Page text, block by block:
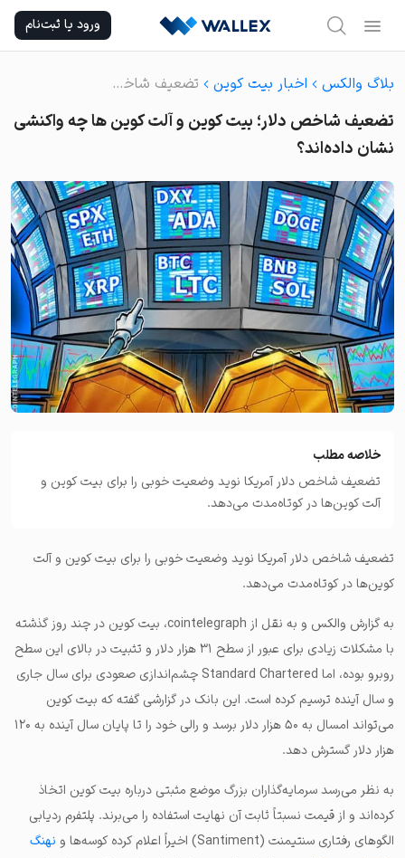
content
ورود یا ثبت‌نام
بلاگ والکس اخبار بیت کوین تضعیف شاخص دلار؛ بیت کوین و آلت کوین ها چه واکنشی نشان داده‌اند؟
تضعیف شاخص دلار؛ بیت کوین و آلت کوین ها چه واکنشی
نشان داده‌اند؟
خلاصه مطلب
تضعیف شاخص دلار آمریکا نوید وضعیت خوبی را برای بیت کوین و
آلت کوین‌ها در کوتاه‌مدت می‌دهد.
تضعیف شاخص دلار آمریکا نوید وضعیت خوبی را برای بیت کوین و آلت
کوین‌ها در کوتاه‌مدت می‌دهد.
به گزارش والکس و به نقل از cointelegraph، بیت کوین در چند روز گذشته
با مشکلات زیادی برای عبور از سطح ۳۱ هزار دلار و تثبیت در بالای این سطح
روبرو بوده، اما Standard Chartered چشم‌اندازی صعودی برای سال جاری
و سال آینده ترسیم کرده است. این بانک در گزارشی گفته که بیت کوین
می‌تواند امسال به ۵۰ هزار دلار برسد و رالی خود را تا پایان سال آینده به ۱۲۰
هزار دلار گسترش دهد.
به نظر می‌رسد سرمایه‌گذاران بزرگ موضع مثبتی درباره بیت کوین اتخاذ
کرده‌اند و از قیمت‌ نسبتاً ثابت آن نهایت استفاده را می‌برند. پلتفرم ردیابی
الگوهای رفتاری سنتیمنت (Santiment) اخیراً اعلام کرده کوسه‌ها و
نهنگ‌